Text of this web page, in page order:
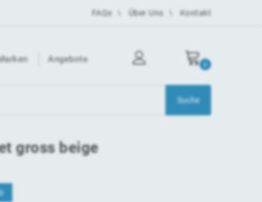
FAQs Über Uns Kontakt
Angebote
gross beige